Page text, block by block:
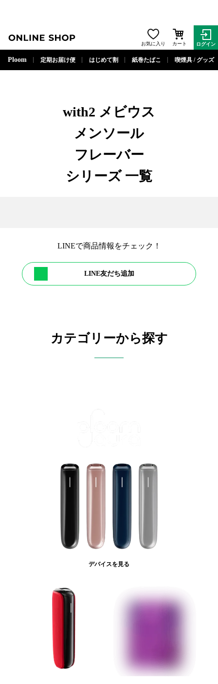
お気に入り カート ログイン
Ploom 定期お届け便 はじめて割 紙巻たばこ 喫煙具 / グッズ
with2 メビウス
メンソール
フレーバー
シリーズ 一覧
LINEで商品情報をチェック！
LINE友だち追加
カテゴリーから探す
デバイスを見る
閉じる